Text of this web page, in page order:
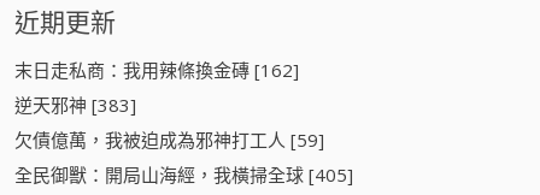
近期更新
末日走私商：我用辣條換金磚 [162]
逆天邪神 [383]
欠債億萬，我被迫成為邪神打工人 [59]
全民御獸：開局山海經，我橫掃全球 [405]